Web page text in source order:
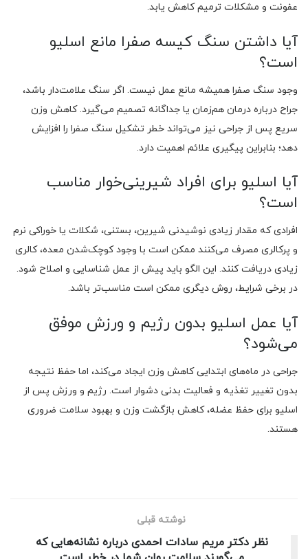
عفونت و مشکلات ترمیم کاهش یابد.
آیا داشتن سنگ کیسه صفرا مانع اسلیو
است؟
وجود سنگ صفرا همیشه مانع عمل نیست. اگر سنگ علامت‌دار باشد،
جراح درباره درمان هم‌زمان یا جداگانه تصمیم می‌گیرد. کاهش وزن
سریع پس از جراحی نیز می‌تواند خطر تشکیل سنگ صفرا را افزایش
دهد؛ بنابراین پیگیری علائم اهمیت دارد.
آیا اسلیو برای افراد شیرینی‌خوار مناسب
است؟
افرادی که مقدار زیادی نوشیدنی شیرین، بستنی، شکلات یا خوراکی نرم
و پرکالری مصرف می‌کنند ممکن است با وجود کوچک‌شدن معده، کالری
زیادی دریافت کنند. این الگو باید پیش از عمل شناسایی و اصلاح شود.
در برخی شرایط، روش دیگری ممکن است مناسب‌تر باشد.
آیا عمل اسلیو بدون رژیم و ورزش موفق
می‌شود؟
جراحی در ماه‌های ابتدایی کاهش وزن ایجاد می‌کند، اما حفظ نتیجه
بدون تغییر تغذیه و فعالیت بدنی دشوار است. رژیم و ورزش پس از
اسلیو برای حفظ عضله، کاهش بازگشت وزن و بهبود سلامت ضروری
هستند.
نوشته قبلی
نظر دکتر مریم سادات احمدی درباره نشانه‌هایی که